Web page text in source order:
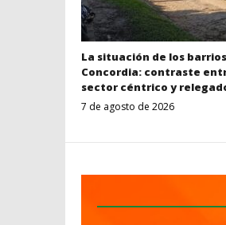
La situación de los
Concordia: contraste
sector céntrico y
7 de agosto de 2026